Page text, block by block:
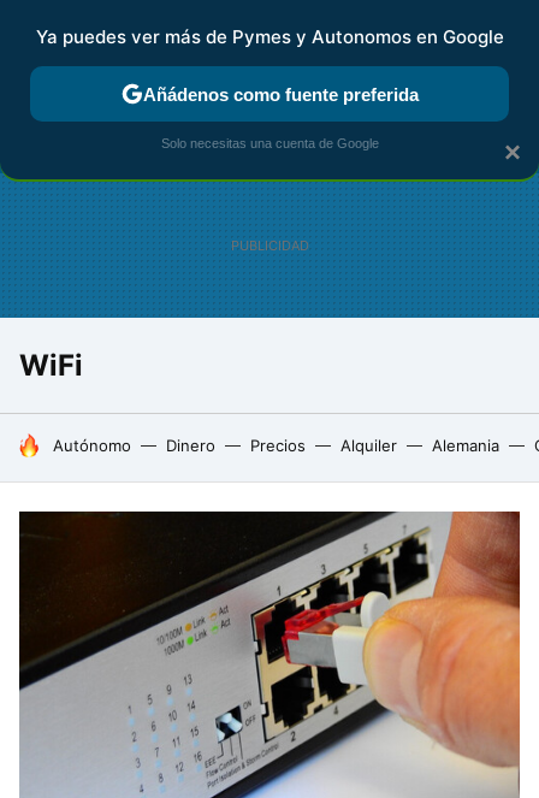
FISCALIDAD Y CONTABILIDAD KIT DIGITAL RENTA
WiFi
HOY SE HABLA DE
Autónomo Dinero Precios Alquiler Alemania
×
Ya puedes ver más de Pymes y Autonomos en Google
Añádenos como fuente preferida
Solo necesitas una cuenta de Google